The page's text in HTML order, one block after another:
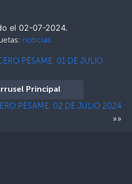
el 02-07-2024.
noticias
PÉSAME, 01 DE JULIO
Principal
PÉSAME, 02 DE JULIO 2024
»»